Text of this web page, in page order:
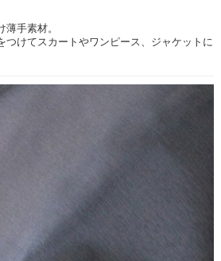
手素材。
つけてスカートやワンピース、ジャケットに